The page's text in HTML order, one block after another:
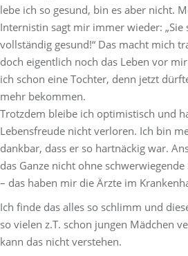
lebe ich so gesund, bin es aber nicht.
Internistin sagt mir immer wieder: „Sie
vollständig gesund!“ Das macht mich
doch eigentlich noch das Leben vor
ich schon eine Tochter, denn jetzt
mehr bekommen.
Trotzdem bleibe ich optimistisch und
Lebensfreude nicht verloren. Ich bin
dankbar, dass er so hartnäckig war.
das Ganze nicht ohne
– das haben mir die Ärzte im
Ich finde das alles so schlimm und
so vielen z.T. schon jungen Mädchen
kann das nicht verstehen.